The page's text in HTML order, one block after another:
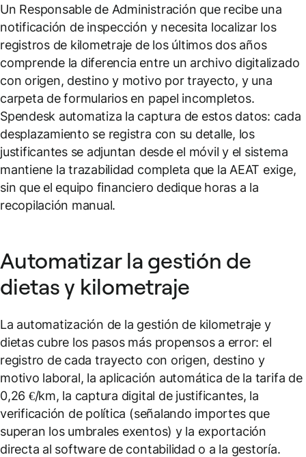
Un Responsable de Administración que recibe una
notificación de inspección y necesita localizar los
registros de kilometraje de los últimos dos años
comprende la diferencia entre un archivo digitalizado
con origen, destino y motivo por trayecto, y una
carpeta de formularios en papel incompletos.
Spendesk automatiza la captura de estos datos: cada
desplazamiento se registra con su detalle, los
justificantes se adjuntan desde el móvil y el sistema
mantiene la trazabilidad completa que la AEAT exige,
sin que el equipo financiero dedique horas a la
recopilación manual.
Automatizar la gestión de
dietas y kilometraje
La automatización de la gestión de kilometraje y
dietas cubre los pasos más propensos a error: el
registro de cada trayecto con origen, destino y
motivo laboral, la aplicación automática de la tarifa de
0,26 €/km, la captura digital de justificantes, la
verificación de política (señalando importes que
superan los umbrales exentos) y la exportación
directa al software de contabilidad o a la gestoría.